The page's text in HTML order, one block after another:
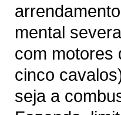
mental
com motores
cinco
seja a